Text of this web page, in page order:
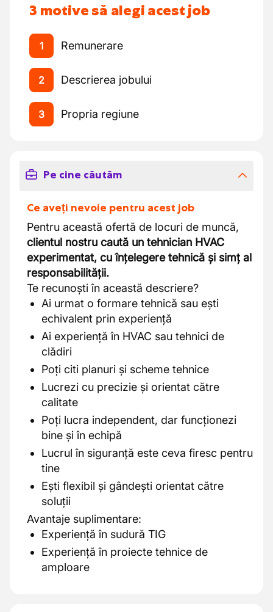
3 motive să alegi acest job
1 Remunerare
2 Descrierea jobului
3 Propria regiune
Pe cine căutăm
Ce aveți nevoie pentru acest job
Pentru această ofertă de locuri de muncă,
clientul nostru caută un tehnician HVAC
experimentat, cu înțelegere tehnică și simț al
responsabilității.
Te recunoști în această descriere?
Ai urmat o formare tehnică sau ești
echivalent prin experiență
Ai experiență în HVAC sau tehnici de
clădiri
Poți citi planuri și scheme tehnice
Lucrezi cu precizie și orientat către
calitate
Poți lucra independent, dar funcționezi
bine și în echipă
Lucrul în siguranță este ceva firesc pentru
tine
Ești flexibil și gândești orientat către
soluții
Avantaje suplimentare:
Experiență în sudură TIG
Experiență în proiecte tehnice de
amploare